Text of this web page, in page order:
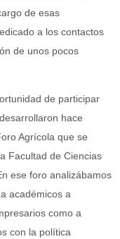
de esas
a los contactos
de unos pocos
de participar
hace
Agrícola que se
Facultad de Ciencias
ese foro analizábamos
académicos a
como a
con la política